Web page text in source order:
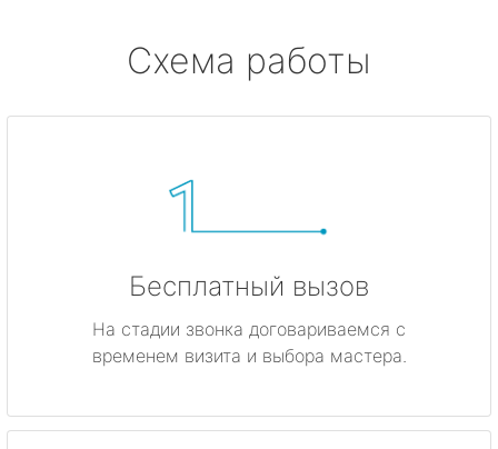
Схема работы
Бесплатный вызов
На стадии звонка договариваемся с
временем визита и выбора мастера.